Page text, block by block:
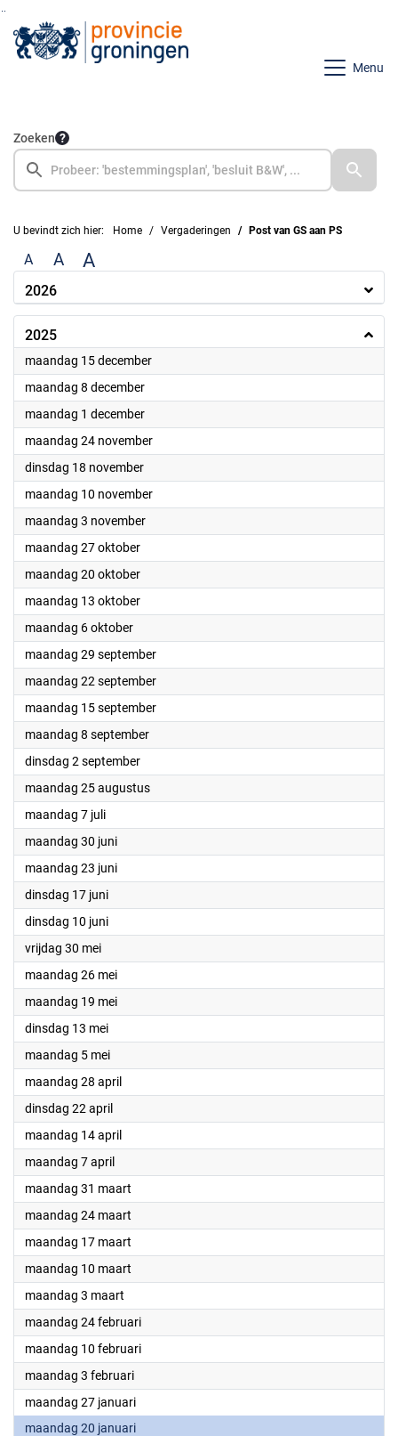
Ga naar de inhoud van deze pagina
Ga naar het zoeken
Ga naar het menu
Menu
Zoeken
U bevindt zich hier: Home Vergaderingen Post van GS aan PS
A A A
2026
2025
maandag 15 december2025
maandag 8 december2025
maandag 1 december2025
maandag 24 november2025
dinsdag 18 november2025
maandag 10 november2025
maandag 3 november2025
maandag 27 oktober2025
maandag 20 oktober2025
maandag 13 oktober2025
maandag 6 oktober2025
maandag 29 september2025
maandag 22 september2025
maandag 15 september2025
maandag 8 september2025
dinsdag 2 september2025
maandag 25 augustus2025
maandag 7 juli2025
maandag 30 juni2025
maandag 23 juni2025
dinsdag 17 juni2025
dinsdag 10 juni2025
vrijdag 30 mei2025
maandag 26 mei2025
maandag 19 mei2025
dinsdag 13 mei2025
maandag 5 mei2025
maandag 28 april2025
dinsdag 22 april2025
maandag 14 april2025
maandag 7 april2025
maandag 31 maart
maandag 24 maart
maandag 17 maart
maandag 10 maart
maandag 3 maart
maandag 24 februari2025
maandag 10 februari2025
maandag 3 februari2025
maandag 27 januari2025
maandag 20 januari2025